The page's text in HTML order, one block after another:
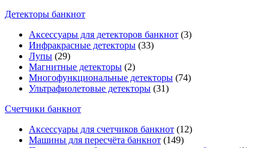
Детекторы банкнот
Аксессуары для детекторов банкнот (3)
Инфракрасные детекторы (33)
Лупы (29)
Магнитные детекторы (2)
Многофункциональные детекторы (74)
Ультрафиолетовые детекторы (31)
Счетчики банкнот
Аксессуары для счетчиков банкнот (12)
Машины для пересчёта банкнот (149)